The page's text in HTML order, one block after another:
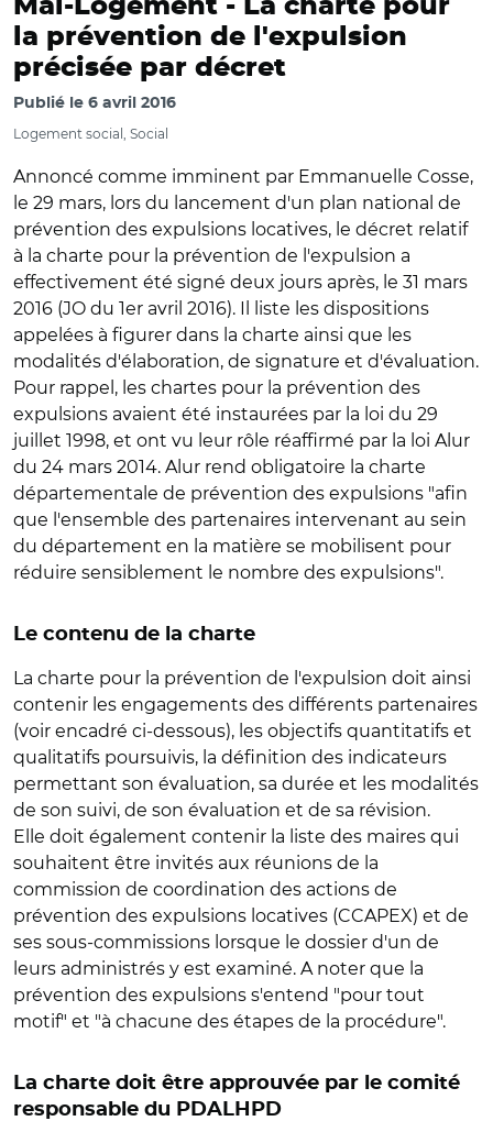
Mal-Logement - La charte pour
la prévention de l'expulsion
précisée par décret
Publié le 6 avril 2016
Logement social, Social
Annoncé comme imminent par Emmanuelle Cosse,
le 29 mars, lors du lancement d'un plan national de
prévention des expulsions locatives, le décret relatif
à la charte pour la prévention de l'expulsion a
effectivement été signé deux jours après, le 31 mars
2016 (JO du 1er avril 2016). Il liste les dispositions
appelées à figurer dans la charte ainsi que les
modalités d'élaboration, de signature et d'évaluation.
Pour rappel, les chartes pour la prévention des
expulsions avaient été instaurées par la loi du 29
juillet 1998, et ont vu leur rôle réaffirmé par la loi Alur
du 24 mars 2014. Alur rend obligatoire la charte
départementale de prévention des expulsions "afin
que l'ensemble des partenaires intervenant au sein
du département en la matière se mobilisent pour
réduire sensiblement le nombre des expulsions".
Le contenu de la charte
La charte pour la prévention de l'expulsion doit ainsi
contenir les engagements des différents partenaires
(voir encadré ci-dessous), les objectifs quantitatifs et
qualitatifs poursuivis, la définition des indicateurs
permettant son évaluation, sa durée et les modalités
de son suivi, de son évaluation et de sa révision.
Elle doit également contenir la liste des maires qui
souhaitent être invités aux réunions de la
commission de coordination des actions de
prévention des expulsions locatives (CCAPEX) et de
ses sous-commissions lorsque le dossier d'un de
leurs administrés y est examiné. A noter que la
prévention des expulsions s'entend "pour tout
motif" et "à chacune des étapes de la procédure".
La charte doit être approuvée par le comité
responsable du PDALHPD